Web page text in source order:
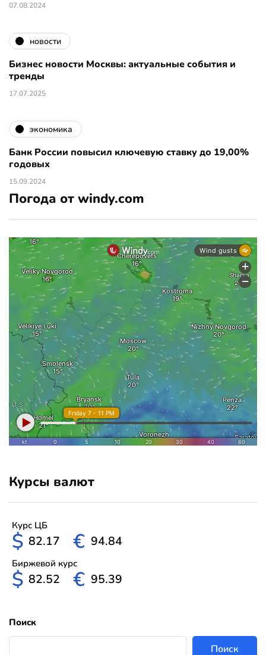
07.08.2024
новости
Бизнес новости Москвы: актуальные события и
тренды
17.07.2025
экономика
Банк России повысил ключевую ставку до 19,00%
годовых
15.09.2024
Погода от windy.com
Курсы валют
Курс ЦБ
$ 82.17 € 94.84
Биржевой курс
$ 82.52 € 95.39
Поиск
Поиск